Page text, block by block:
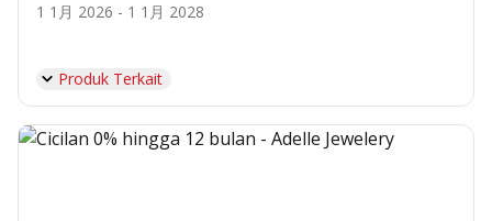
1 1月 2026 - 1 1月 2028
Produk Terkait